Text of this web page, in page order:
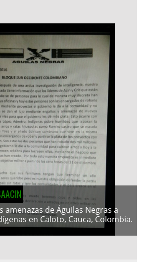
amenazas de Águilas Negras a
en Caloto, Cauca, Colombia.